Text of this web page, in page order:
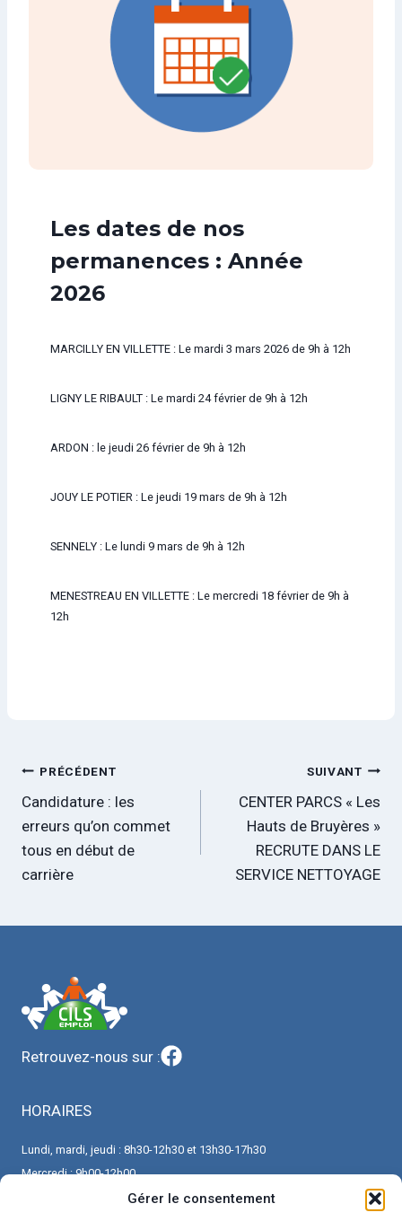
Gérer le consentement
Les dates de nos
permanences : Année
2026
MARCILLY EN VILLETTE : Le mardi 3 mars 2026 de 9h à 12h
LIGNY LE RIBAULT : Le mardi 24 février de 9h à 12h
ARDON : le jeudi 26 février de 9h à 12h
JOUY LE POTIER : Le jeudi 19 mars de 9h à 12h
SENNELY : Le lundi 9 mars de 9h à 12h
MENESTREAU EN VILLETTE : Le mercredi 18 février de 9h à
12h
Navigation
de
l’article
PRÉCÉDENT
Candidature : les
erreurs qu’on commet
tous en début de
carrière
SUIVANT
CENTER PARCS « Les
Hauts de Bruyères »
RECRUTE DANS LE
SERVICE NETTOYAGE
Retrouvez-nous sur :
HORAIRES
Lundi, mardi, jeudi : 8h30-12h30 et 13h30-17h30
Mercredi : 9h00-12h00
Vendredi : 8h30-12h30 et 13h30-16h30